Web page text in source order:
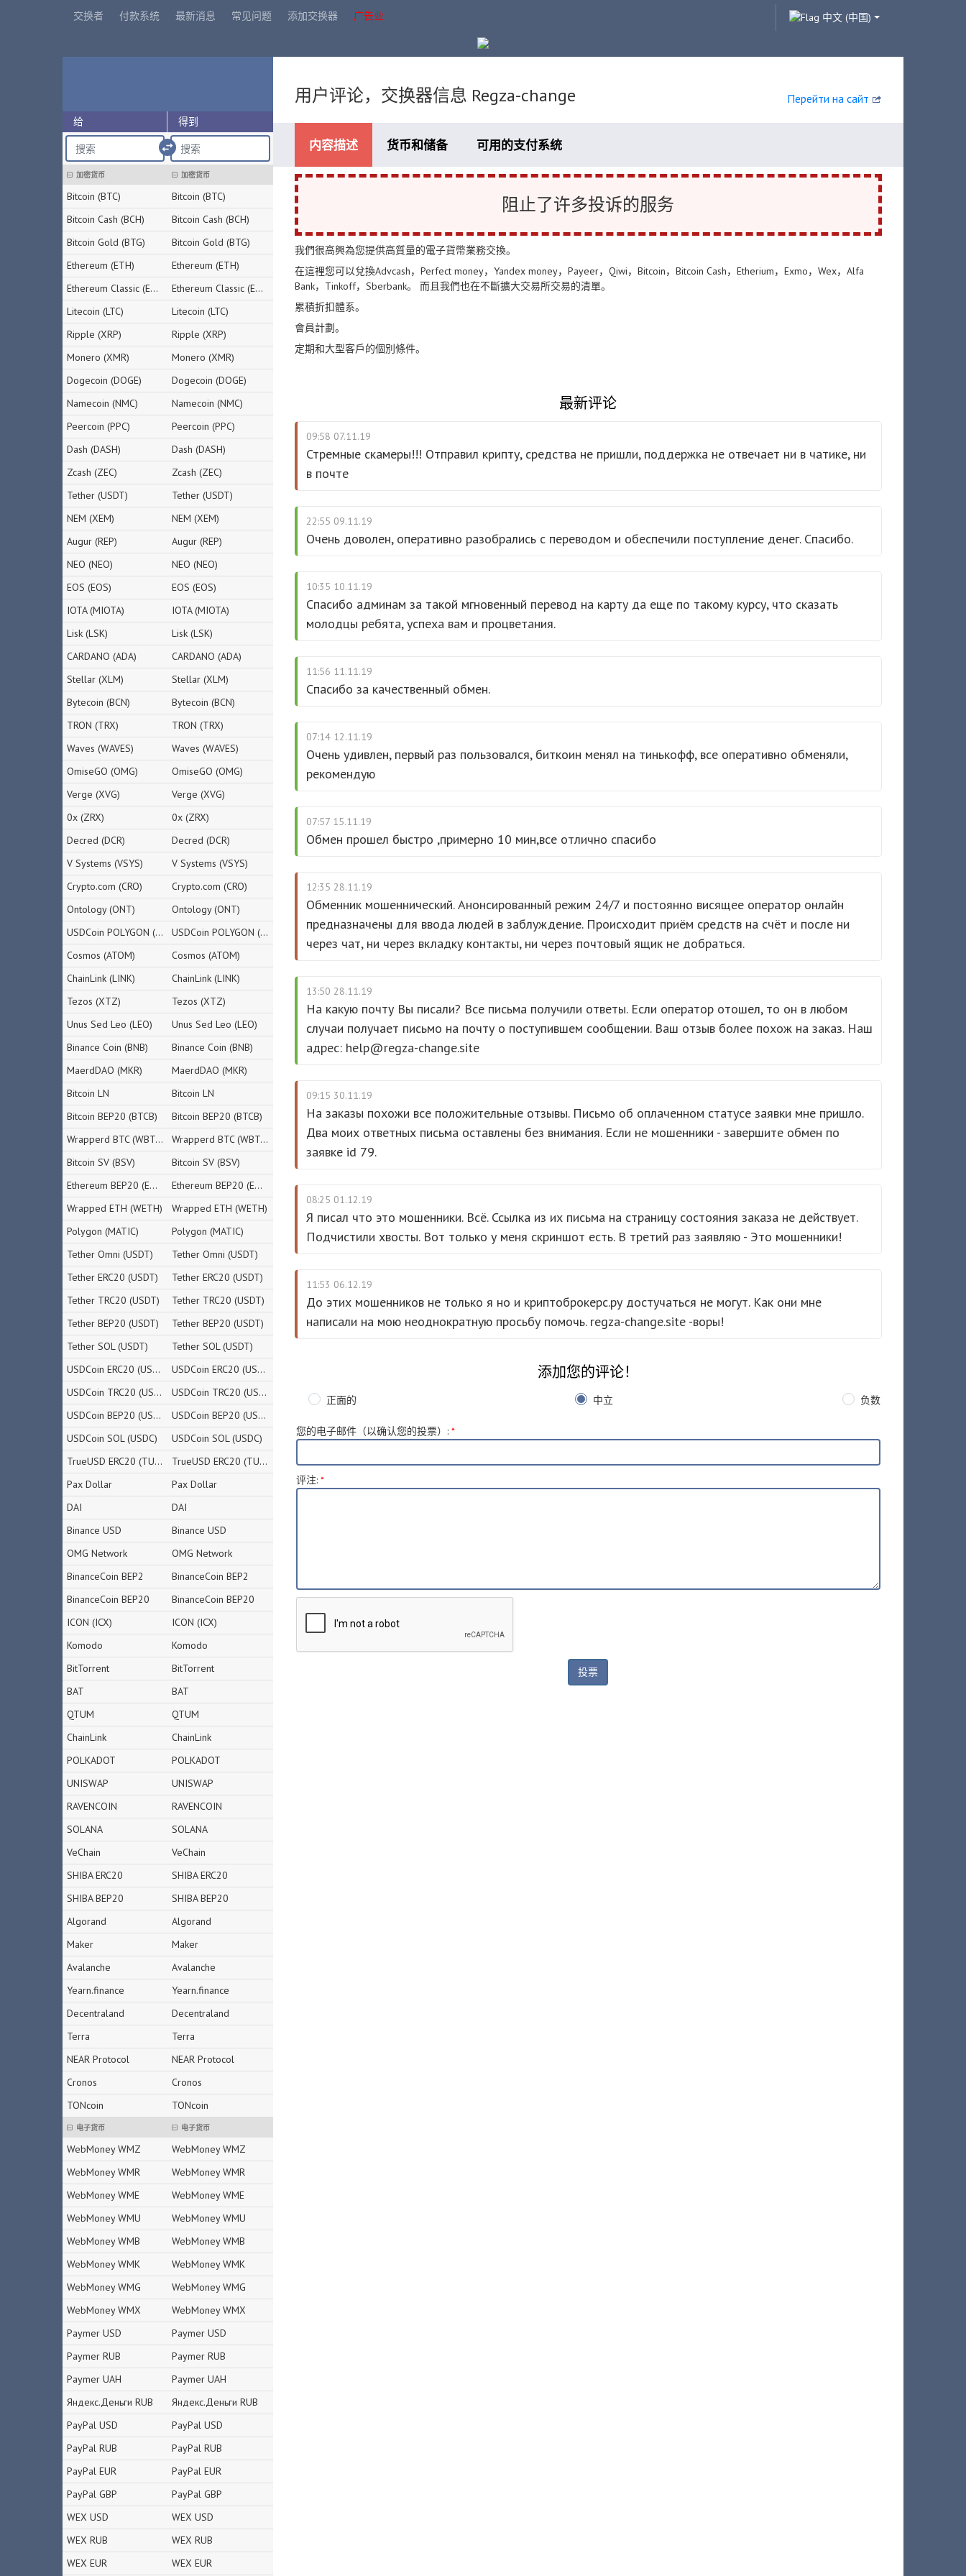
交换者 付款系统 最新消息 常见问题 添加交换器 广告业 中文 (中国)
Перейти на сайт
用户评论，交换器信息 Regza-change
内容描述 货币和储备 可用的支付系统
阻止了许多投诉的服务
我們很高興為您提供高質量的電子貨幣業務交換。
在這裡您可以兌換Advcash，Perfect money，Yandex money，Payeer，Qiwi，Bitcoin，Bitcoin Cash，Etherium，Exmo，Wex，Alfa
Bank，Tinkoff，Sberbank。 而且我們也在不斷擴大交易所交易的清單。
累積折扣體系。
會員計劃。
定期和大型客戶的個別條件。
最新评论
09:58 07.11.19
Стремные скамеры!!! Отправил крипту, средства не пришли, поддержка не отвечает ни в чатике, ни
в почте
22:55 09.11.19
Очень доволен, оперативно разобрались с переводом и обеспечили поступление денег. Спасибо.
10:35 10.11.19
Спасибо админам за такой мгновенный перевод на карту да еще по такому курсу, что сказать
молодцы ребята, успеха вам и процветания.
11:56 11.11.19
Спасибо за качественный обмен.
07:14 12.11.19
Очень удивлен, первый раз пользовался, биткоин менял на тинькофф, все оперативно обменяли,
рекомендую
07:57 15.11.19
Обмен прошел быстро ,примерно 10 мин,все отлично спасибо
12:35 28.11.19
Обменник мошеннический. Анонсированный режим 24/7 и постоянно висящее оператор онлайн
предназначены для ввода людей в заблуждение. Происходит приём средств на счёт и после ни
через чат, ни через вкладку контакты, ни через почтовый ящик не добраться.
13:50 28.11.19
На какую почту Вы писали? Все письма получили ответы. Если оператор отошел, то он в любом
случаи получает письмо на почту о поступившем сообщении. Ваш отзыв более похож на заказ. Наш
адрес: help@regza-change.site
09:15 30.11.19
На заказы похожи все положительные отзывы. Письмо об оплаченном статусе заявки мне пришло.
Два моих ответных письма оставлены без внимания. Если не мошенники - завершите обмен по
заявке id 79.
08:25 01.12.19
Я писал что это мошенники. Всё. Ссылка из их письма на страницу состояния заказа не действует.
Подчистили хвосты. Вот только у меня скриншот есть. В третий раз заявляю - Это мошенники!
11:53 06.12.19
До этих мошенников не только я но и криптоброкерс.ру достучаться не могут. Как они мне
написали на мою неоднократную просьбу помочь. regza-change.site -воры!
添加您的评论！
正面的 中立 负数
您的电子邮件（以确认您的投票） : *
评注: *
给 得到
import_export
加密货币
Bitcoin (BTC)
Bitcoin Cash (BCH)
Bitcoin Gold (BTG)
Ethereum (ETH)
Ethereum Classic (ETC)
Litecoin (LTC)
Ripple (XRP)
Monero (XMR)
Dogecoin (DOGE)
Namecoin (NMC)
Peercoin (PPC)
Dash (DASH)
Zcash (ZEC)
Tether (USDT)
NEM (XEM)
Augur (REP)
NEO (NEO)
EOS (EOS)
IOTA (MIOTA)
Lisk (LSK)
CARDANO (ADA)
Stellar (XLM)
Bytecoin (BCN)
TRON (TRX)
Waves (WAVES)
OmiseGO (OMG)
Verge (XVG)
0x (ZRX)
Decred (DCR)
V Systems (VSYS)
Crypto.com (CRO)
Ontology (ONT)
USDCoin POLYGON (USDC)
Cosmos (ATOM)
ChainLink (LINK)
Tezos (XTZ)
Unus Sed Leo (LEO)
Binance Coin (BNB)
MaerdDAO (MKR)
Bitcoin LN
Bitcoin BEP20 (BTCB)
Wrapperd BTC (WBTC)
Bitcoin SV (BSV)
Ethereum BEP20 (ETH)
Wrapped ETH (WETH)
Polygon (MATIC)
Tether Omni (USDT)
Tether ERC20 (USDT)
Tether TRC20 (USDT)
Tether BEP20 (USDT)
Tether SOL (USDT)
USDCoin ERC20 (USDC)
USDCoin TRC20 (USDC)
USDCoin BEP20 (USDC)
USDCoin SOL (USDC)
TrueUSD ERC20 (TUSD)
Pax Dollar
DAI
Binance USD
OMG Network
BinanceCoin BEP2
BinanceCoin BEP20
ICON (ICX)
Komodo
BitTorrent
BAT
QTUM
ChainLink
POLKADOT
UNISWAP
RAVENCOIN
SOLANA
VeChain
SHIBA ERC20
SHIBA BEP20
Algorand
Maker
Avalanche
Yearn.finance
Decentraland
Terra
NEAR Protocol
Cronos
TONcoin
电子货币
WebMoney WMZ
WebMoney WMR
WebMoney WME
WebMoney WMU
WebMoney WMB
WebMoney WMK
WebMoney WMG
WebMoney WMX
Paymer USD
Paymer RUB
Paymer UAH
Яндекс.Деньги RUB
PayPal USD
PayPal RUB
PayPal EUR
PayPal GBP
WEX USD
WEX RUB
WEX EUR
加密货币
Bitcoin (BTC)
Bitcoin Cash (BCH)
Bitcoin Gold (BTG)
Ethereum (ETH)
Ethereum Classic (ETC)
Litecoin (LTC)
Ripple (XRP)
Monero (XMR)
Dogecoin (DOGE)
Namecoin (NMC)
Peercoin (PPC)
Dash (DASH)
Zcash (ZEC)
Tether (USDT)
NEM (XEM)
Augur (REP)
NEO (NEO)
EOS (EOS)
IOTA (MIOTA)
Lisk (LSK)
CARDANO (ADA)
Stellar (XLM)
Bytecoin (BCN)
TRON (TRX)
Waves (WAVES)
OmiseGO (OMG)
Verge (XVG)
0x (ZRX)
Decred (DCR)
V Systems (VSYS)
Crypto.com (CRO)
Ontology (ONT)
USDCoin POLYGON (USDC)
Cosmos (ATOM)
ChainLink (LINK)
Tezos (XTZ)
Unus Sed Leo (LEO)
Binance Coin (BNB)
MaerdDAO (MKR)
Bitcoin LN
Bitcoin BEP20 (BTCB)
Wrapperd BTC (WBTC)
Bitcoin SV (BSV)
Ethereum BEP20 (ETH)
Wrapped ETH (WETH)
Polygon (MATIC)
Tether Omni (USDT)
Tether ERC20 (USDT)
Tether TRC20 (USDT)
Tether BEP20 (USDT)
Tether SOL (USDT)
USDCoin ERC20 (USDC)
USDCoin TRC20 (USDC)
USDCoin BEP20 (USDC)
USDCoin SOL (USDC)
TrueUSD ERC20 (TUSD)
Pax Dollar
DAI
Binance USD
OMG Network
BinanceCoin BEP2
BinanceCoin BEP20
ICON (ICX)
Komodo
BitTorrent
BAT
QTUM
ChainLink
POLKADOT
UNISWAP
RAVENCOIN
SOLANA
VeChain
SHIBA ERC20
SHIBA BEP20
Algorand
Maker
Avalanche
Yearn.finance
Decentraland
Terra
NEAR Protocol
Cronos
TONcoin
电子货币
WebMoney WMZ
WebMoney WMR
WebMoney WME
WebMoney WMU
WebMoney WMB
WebMoney WMK
WebMoney WMG
WebMoney WMX
Paymer USD
Paymer RUB
Paymer UAH
Яндекс.Деньги RUB
PayPal USD
PayPal RUB
PayPal EUR
PayPal GBP
WEX USD
WEX RUB
WEX EUR